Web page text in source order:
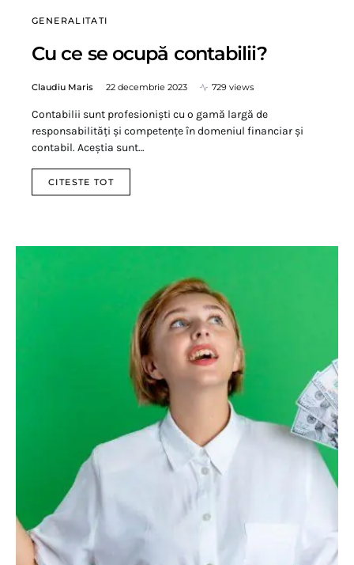
GENERALITATI
Cu ce se ocupă contabilii?
Claudiu Maris 22 decembrie 2023 729 views
Contabilii sunt profesioniști cu o gamă largă de
responsabilități și competențe în domeniul financiar și
contabil. Aceștia sunt…
CITESTE TOT